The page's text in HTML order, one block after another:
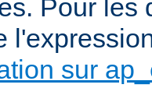
Pour les
sur